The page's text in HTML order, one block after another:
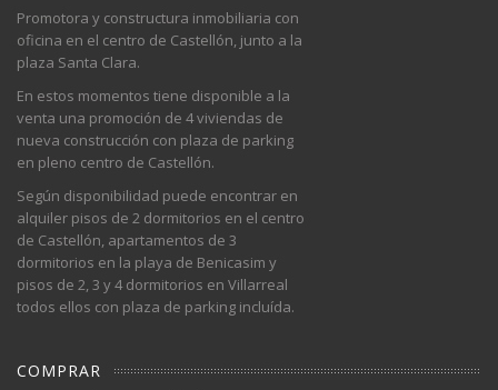
Promotora y constructura inmobiliaria con
oficina en el centro de Castellón, junto a la
plaza Santa Clara.
En estos momentos tiene disponible a la
venta una promoción de 4 viviendas de
nueva construcción con plaza de parking
en pleno centro de Castellón.
Según disponibilidad puede encontrar en
alquiler pisos de 2 dormitorios en el centro
de Castellón, apartamentos de 3
dormitorios en la playa de Benicasim y
pisos de 2, 3 y 4 dormitorios en Villarreal
todos ellos con plaza de parking incluída.
COMPRAR